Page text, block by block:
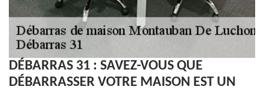
DÉBARRAS 31 : SAVEZ-VOUS QUE
DÉBARRASSER VOTRE MAISON EST UN